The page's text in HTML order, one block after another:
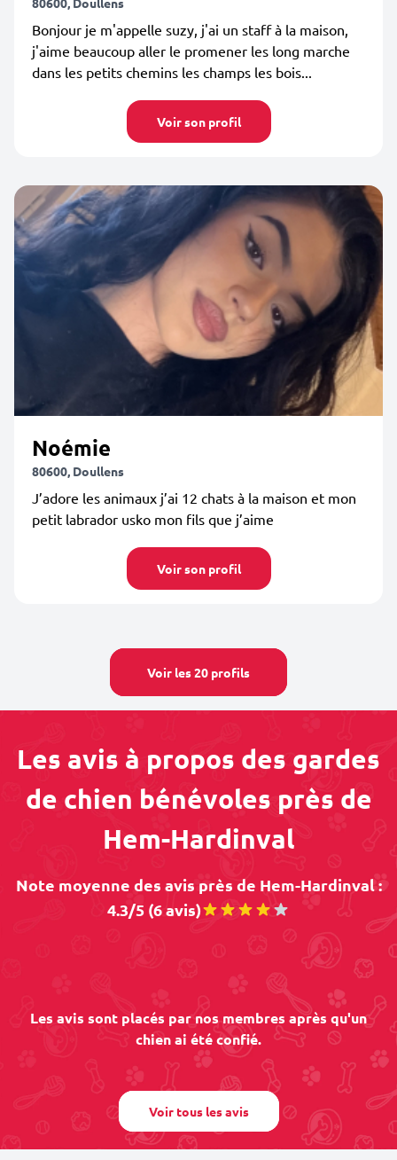
Bonjour je m'appelle suzy, j'ai un staff à la maison,
j'aime beaucoup aller le promener les long marche
dans les petits chemins les champs les bois...
Voir son profil
Noémie
80600, Doullens
J’adore les animaux j’ai 12 chats à la maison et mon
petit labrador usko mon fils que j’aime
Voir son profil
Voir les 20 profils
Les avis à propos des gardes
de chien bénévoles près de
Hem-Hardinval
Note moyenne des avis près de Hem-Hardinval :
4.3/5 (6 avis)
Les avis sont placés par nos membres après qu'un
chien ai été confié.
Voir tous les avis